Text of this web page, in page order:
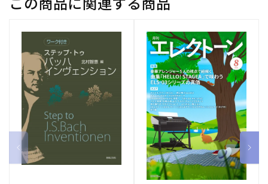
【輸
ル
ガ
ン】
の
数
量
を
減
ら
【輸
ル
ガ
の
数
量
を
や